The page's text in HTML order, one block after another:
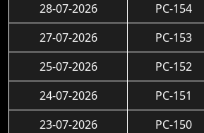
28-07-2026
PC-154
27-07-2026
PC-153
25-07-2026
PC-152
24-07-2026
PC-151
23-07-2026
PC-150